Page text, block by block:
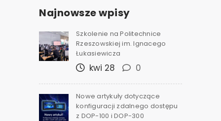
Najnowsze wpisy
Szkolenie na Politechnice
Rzeszowskiej im. Ignacego
Łukasiewicza
kwi 28 0
Nowe artykuły dotyczące
konfiguracji zdalnego dostępu
z DOP-100 i DOP-300